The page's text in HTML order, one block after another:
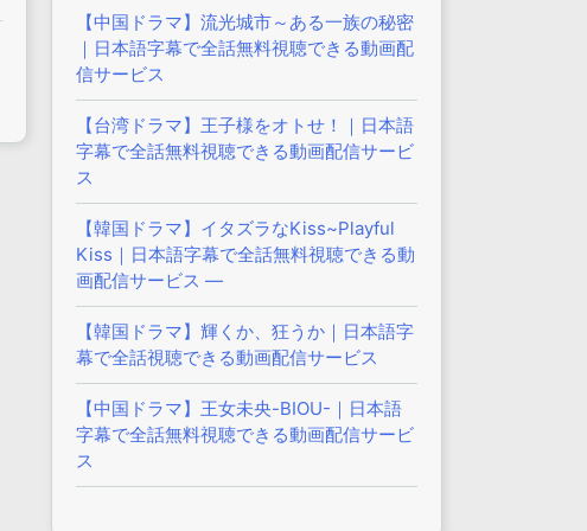
【中国ドラマ】流光城市～ある一族の秘密
｜日本語字幕で全話無料視聴できる動画配
信サービス
【台湾ドラマ】王子様をオトせ！｜日本語
字幕で全話無料視聴できる動画配信サービ
ス
【韓国ドラマ】イタズラなKiss~Playful
Kiss｜日本語字幕で全話無料視聴できる動
画配信サービス —
【韓国ドラマ】輝くか、狂うか｜日本語字
幕で全話視聴できる動画配信サービス
【中国ドラマ】王女未央-BIOU-｜日本語
字幕で全話無料視聴できる動画配信サービ
ス